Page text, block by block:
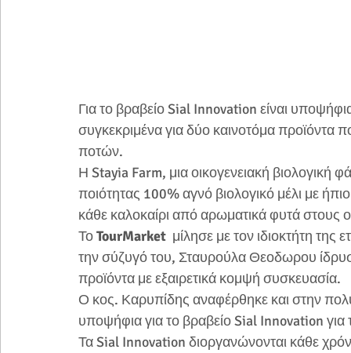
Για το βραβείο Sial Innovation είναι
συγκεκριμένα για δύο καινοτόμα προϊόντα
ποτών.
Η Stayia Farm, μια οικογενειακή
ποιότητας 100% αγνό βιολογικό μέλι με
κάθε καλοκαίρι από αρωματικά φυτά στους
Το TourMarket μίλησε με τον ιδιοκτήτη της
την σύζυγό του, Σταυρούλα Θεοδωρου
προϊόντα με εξαιρετικά κομψή συσκευασία.
Ο κος. Καρυπίδης αναφέρθηκε και στην πολύ
υποψήφια για το βραβείο Sial Innovation για
Τα Sial Innovation διοργανώνονται κάθε